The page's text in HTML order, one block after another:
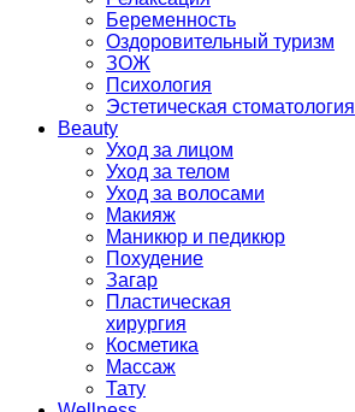
Беременность
Оздоровительный туризм
ЗОЖ
Психология
Эстетическая стоматология
Beauty
Уход за лицом
Уход за телом
Уход за волосами
Макияж
Маникюр и педикюр
Похудение
Загар
Пластическая
хирургия
Косметика
Массаж
Тату